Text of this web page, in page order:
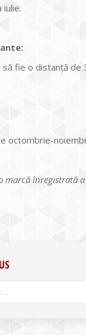
iulie.
fie o distanţă de
octombrie-
marcă înregistrată